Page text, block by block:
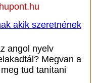
akik szeretnének
angol nyelv
Megvan a
tud tanítani